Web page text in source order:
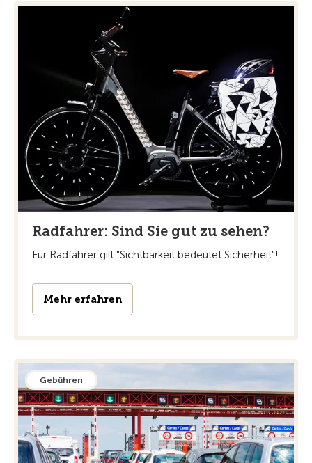
Radfahrer: Sind Sie gut zu sehen?
Für Radfahrer gilt "Sichtbarkeit bedeutet Sicherheit"!
Mehr erfahren
Gebühren